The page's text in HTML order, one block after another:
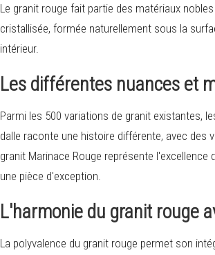
Le granit rouge fait partie des matériaux
cristallisée, formée naturellement sous la
intérieur.
Les différentes nuances et
Parmi les 500 variations de granit existantes,
dalle raconte une histoire différente, avec des
granit Marinace Rouge représente
une pièce d'exception.
L'harmonie du granit rouge
La polyvalence du granit rouge permet son